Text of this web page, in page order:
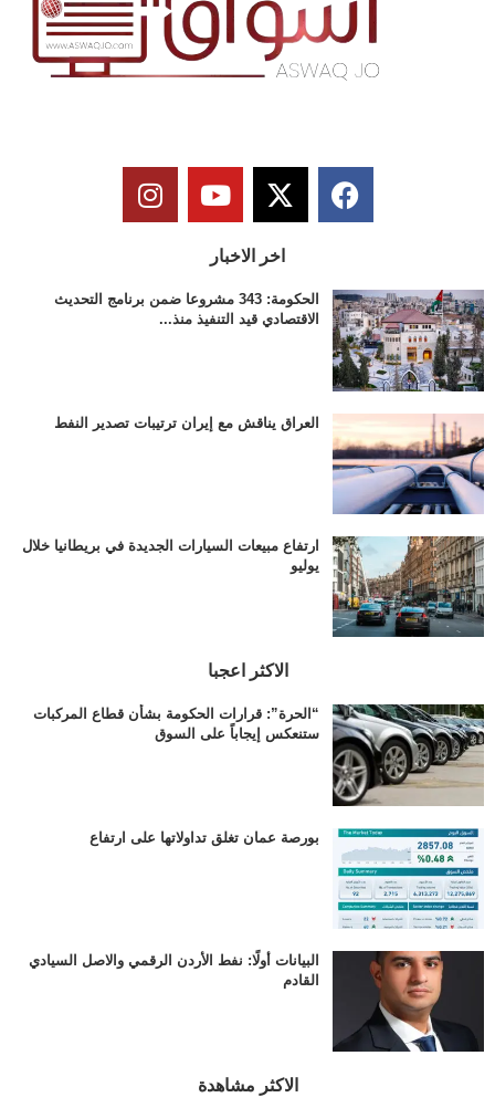
اخر الاخبار
الحكومة: 343 مشروعا ضمن برنامج التحديث
الاقتصادي قيد التنفيذ منذ...
العراق يناقش مع إيران ترتيبات تصدير النفط
ارتفاع مبيعات السيارات الجديدة في بريطانيا خلال
يوليو
الاكثر اعجبا
“الحرة”: قرارات الحكومة بشأن قطاع المركبات
ستنعكس إيجاباً على السوق
بورصة عمان تغلق تداولاتها على ارتفاع
البيانات أولًا: نفط الأردن الرقمي والاصل السيادي
القادم
الاكثر مشاهدة